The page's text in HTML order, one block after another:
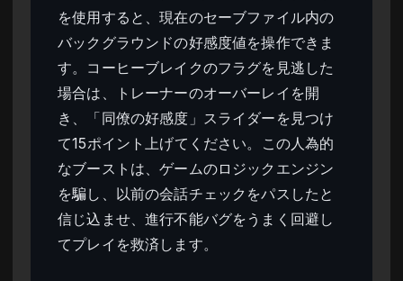
を使用すると、現在のセーブファイル内の
バックグラウンドの好感度値を操作できま
す。コーヒーブレイクのフラグを見逃した
場合は、トレーナーのオーバーレイを開
き、「同僚の好感度」スライダーを見つけ
て15ポイント上げてください。この人為的
なブーストは、ゲームのロジックエンジン
を騙し、以前の会話チェックをパスしたと
信じ込ませ、進行不能バグをうまく回避し
てプレイを救済します。